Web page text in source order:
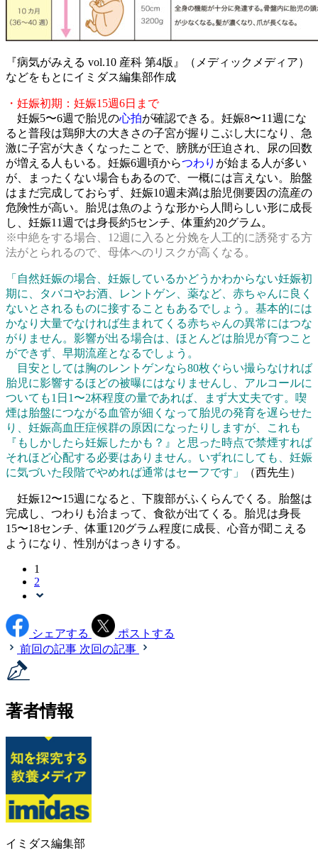
『病気がみえる vol.10 産科 第4版』（メディックメディア）
などをもとにイミダス編集部作成
・妊娠初期：妊娠15週6日まで
妊娠5〜6週で胎児の心拍が確認できる。妊娠8〜11週にな
ると普段は鶏卵大の大きさの子宮が握りこぶし大になり、急
激に子宮が大きくなったことで、膀胱が圧迫され、尿の回数
が増える人もいる。妊娠6週頃からつわり が始まる人が多い
が、まったくない場合もあるので、一概には言えない。胎盤
はまだ完成しておらず、妊娠10週未満は胎児側要因の流産の
危険性が高い。胎児は魚のような形から人間らしい形に成長
し、妊娠11週では身長約5センチ、体重約20グラム。
※中絶をする場合、12週に入ると分娩を人工的に誘発する方
法がとられるので、母体へのリスクが高くなる。
「自然妊娠の場合、妊娠しているかどうかわからない妊娠初
期に、タバコやお酒、レントゲン、薬など、赤ちゃんに良く
ないとされるものに接することもあるでしょう。基本的には
かなり大量でなければ生まれてくる赤ちゃんの異常にはつな
がりません。影響が出る場合は、ほとんどは胎児が育つこと
ができず、早期流産となるでしょう。
目安としては胸のレントゲンなら80枚ぐらい撮らなければ
胎児に影響するほどの被曝にはなりませんし、アルコールに
ついても1日1〜2杯程度の量であれば、まず大丈夫です。喫
煙は胎盤につながる血管が細くなって胎児の発育を遅らせた
り、妊娠高血圧症候群の原因になったりしますが、これも
『もしかしたら妊娠したかも？』と思った時点で禁煙すれば
それほど心配する必要はありません。いずれにしても、妊娠
に気づいた段階でやめれば通常はセーフです」
（西先生）
妊娠12〜15週になると、下腹部がふくらんでくる。胎盤は
完成し、つわりも治まって、食欲が出てくる。胎児は身長
15〜18センチ、体重120グラム程度に成長、心音が聞こえる
ようになり、性別がはっきりする。
1
2
シェアする
ポストする
前回の記事 次回の記事
著者情報
イミダス編集部